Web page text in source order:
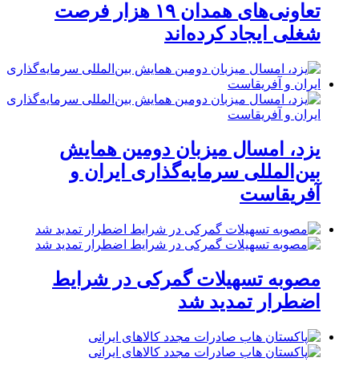
تعاونی‌های همدان ۱۹ هزار فرصت
شغلی ایجاد کرده‌اند
یزد، امسال میزبان دومین همایش
بین‌المللی سرمایه‌گذاری ایران و
آفریقاست
مصوبه تسهیلات گمرکی در شرایط
اضطرار تمدید شد